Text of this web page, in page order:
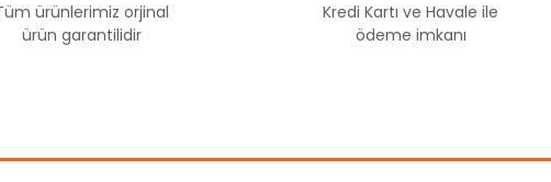
Gönder
ürünlerimiz orjinal
ürün garantilidir
Kredi Kartı ve Havale ile
ödeme imkanı